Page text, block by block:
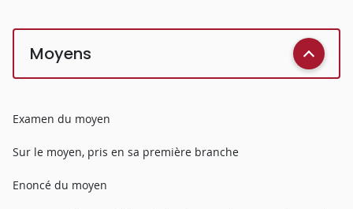
Moyens
Examen du moyen
Sur le moyen, pris en sa première branche
Enoncé du moyen